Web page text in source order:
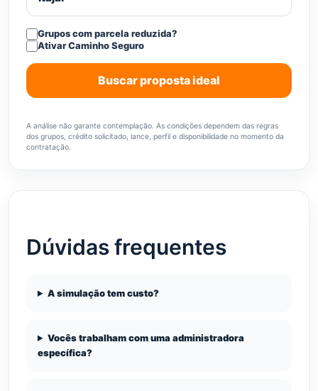
Grupos com parcela reduzida?
Ativar Caminho Seguro
Buscar proposta ideal
A análise não garante contemplação. As condições dependem das regras
dos grupos, crédito solicitado, lance, perfil e disponibilidade no momento da
contratação.
Dúvidas frequentes
A simulação tem custo?
Vocês trabalham com uma administradora
específica?